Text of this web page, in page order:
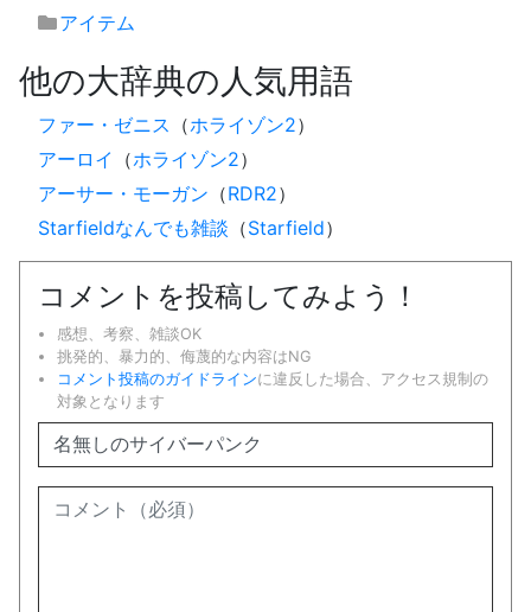
アイテム
他の大辞典の人気用語
ファー・ゼニス （ホライゾン2）
アーロイ
（ホライゾン2）
アーサー・モーガン （RDR2）
Starfieldなんでも雑談 （Starfield）
コメントを投稿してみよう！
感想、考察、雑談OK
挑発的、暴力的、侮蔑的な内容はNG
コメント投稿のガイドラインに違反した場合、アクセス規制の
対象となります